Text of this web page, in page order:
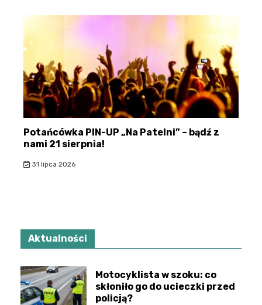
Potańcówka PIN-UP „Na Patelni” – bądź z
nami 21 sierpnia!
31 lipca 2026
Aktualności
Motocyklista w szoku: co
skłoniło go do ucieczki przed
policją?